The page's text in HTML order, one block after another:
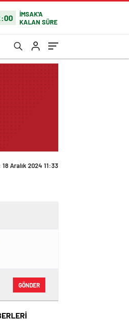
İMSAK'A
KALAN SÜRE
Aralık 2024 11:33
GÖNDER